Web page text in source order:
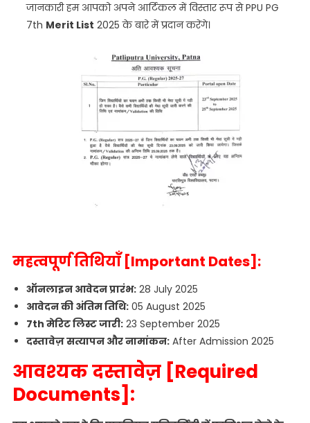
जानकारी हम आपको अपने आर्टिकल में विस्तार रूप से PPU PG
7th Merit List 2025 के बारे में प्रदान करेंगे।
महत्वपूर्ण तिथियाँ [Important Dates]:
ऑनलाइन आवेदन प्रारंभ:28 July 2025
आवेदन की अंतिम तिथि:05 August 2025
7th मेरिट लिस्ट जारी:23 September 2025
दस्तावेज़ सत्यापन और नामांकन:After Admission 2025
आवश्यक दस्तावेज़ [Required
Documents]: